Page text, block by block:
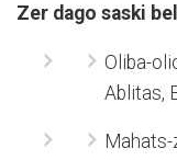
Zer dago saski
Oliba-
Ablitas,